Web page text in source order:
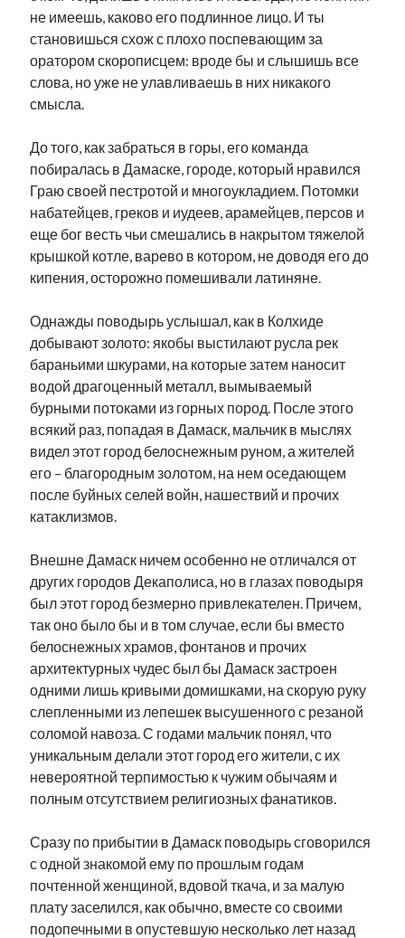
не имеешь, каково его подлинное лицо. И ты
становишься схож с плохо поспевающим за
оратором скорописцем: вроде бы и слышишь все
слова, но уже не улавливаешь в них никакого
смысла.
До того, как забраться в горы, его команда
побиралась в Дамаске, городе, который нравился
Граю своей пестротой и многоукладием. Потомки
набатейцев, греков и иудеев, арамейцев, персов и
еще бог весть чьи смешались в накрытом тяжелой
крышкой котле, варево в котором, не доводя его до
кипения, осторожно помешивали латиняне.
Однажды поводырь услышал, как в Колхиде
добывают золото: якобы выстилают русла рек
бараньими шкурами, на которые затем наносит
водой драгоценный металл, вымываемый
бурными потоками из горных пород. После этого
всякий раз, попадая в Дамаск, мальчик в мыслях
видел этот город белоснежным руном, а жителей
его – благородным золотом, на нем оседающем
после буйных селей войн, нашествий и прочих
катаклизмов.
Внешне Дамаск ничем особенно не отличался от
других городов Декаполиса, но в глазах поводыря
был этот город безмерно привлекателен. Причем,
так оно было бы и в том случае, если бы вместо
белоснежных храмов, фонтанов и прочих
архитектурных чудес был бы Дамаск застроен
одними лишь кривыми домишками, на скорую руку
слепленными из лепешек высушенного с резаной
соломой навоза. С годами мальчик понял, что
уникальным делали этот город его жители, с их
невероятной терпимостью к чужим обычаям и
полным отсутствием религиозных фанатиков.
Сразу по прибытии в Дамаск поводырь сговорился
с одной знакомой ему по прошлым годам
почтенной женщиной, вдовой ткача, и за малую
плату заселился, как обычно, вместе со своими
подопечными в опустевшую несколько лет назад